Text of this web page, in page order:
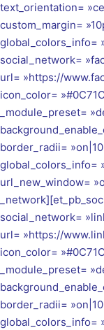
text_orientation=
custom_margin=
global_colors_info=
social_network=
url= »https://
icon_color=
_module_preset=
border_radii=
global_colors_info=
url_new_window=
social_network=
url= »https://
icon_color=
_module_preset=
border_radii=
global_colors_info=